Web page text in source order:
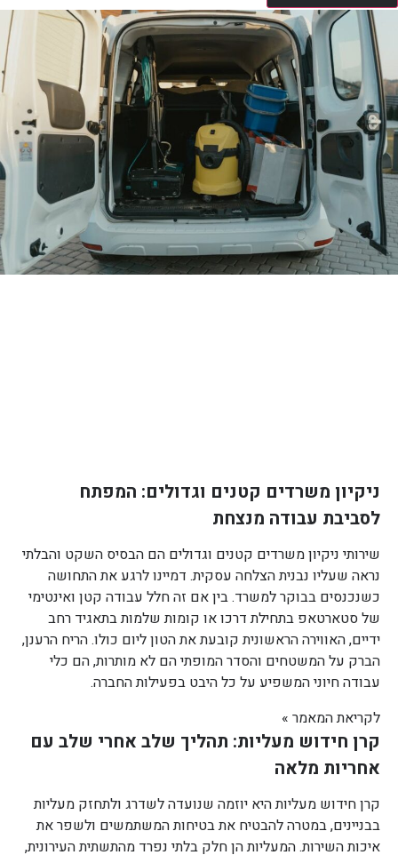
ניקיון משרדים קטנים וגדולים: המפתח
לסביבת עבודה מנצחת
שירותי ניקיון משרדים קטנים וגדולים הם הבסיס השקט והבלתי
נראה שעליו נבנית הצלחה עסקית. דמיינו לרגע את התחושה
כשנכנסים בבוקר למשרד. בין אם זה חלל עבודה קטן ואינטימי
של סטארטאפ בתחילת דרכו או קומות שלמות בתאגיד רחב
ידיים, האווירה הראשונית קובעת את הטון ליום כולו. הריח הרענן,
הברק על המשטחים והסדר המופתי הם לא מותרות, הם כלי
עבודה חיוני המשפיע על כל היבט בפעילות החברה.
לקריאת המאמר »
קרן חידוש מעליות: תהליך שלב אחרי שלב עם
אחריות מלאה
קרן חידוש מעליות היא יוזמה שנועדה לשדרג ולתחזק מעליות
בבניינים, במטרה להבטיח את בטיחות המשתמשים ולשפר את
איכות השירות. המעליות הן חלק בלתי נפרד מהתשתית העירונית,